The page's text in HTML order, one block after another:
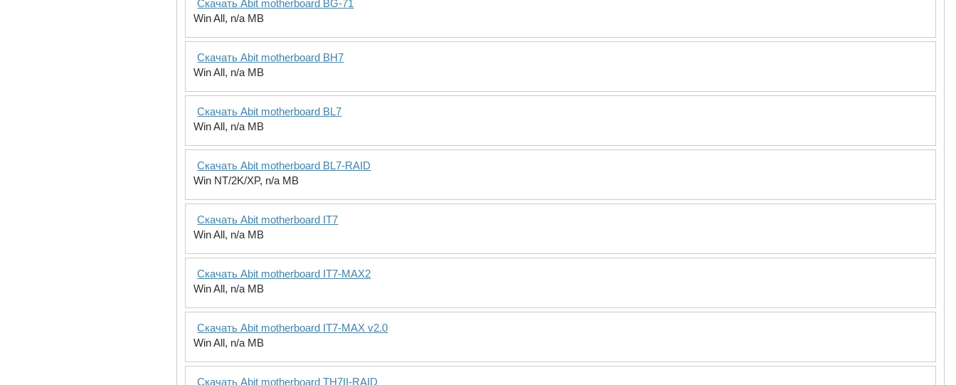
Скачать Abit motherboard BG-71
Win All, n/a MB
Скачать Abit motherboard BH7
Win All, n/a MB
Скачать Abit motherboard BL7
Win All, n/a MB
Скачать Abit motherboard BL7-RAID
Win NT/2K/XP, n/a MB
Скачать Abit motherboard IT7
Win All, n/a MB
Скачать Abit motherboard IT7-MAX2
Win All, n/a MB
Скачать Abit motherboard IT7-MAX v2.0
Win All, n/a MB
Скачать Abit motherboard TH7II-RAID